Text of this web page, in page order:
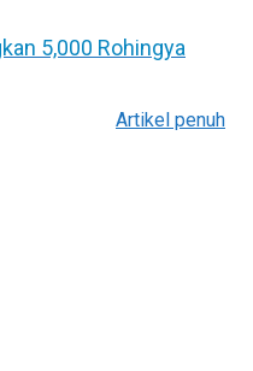
5,000 Rohingya
Artikel penuh